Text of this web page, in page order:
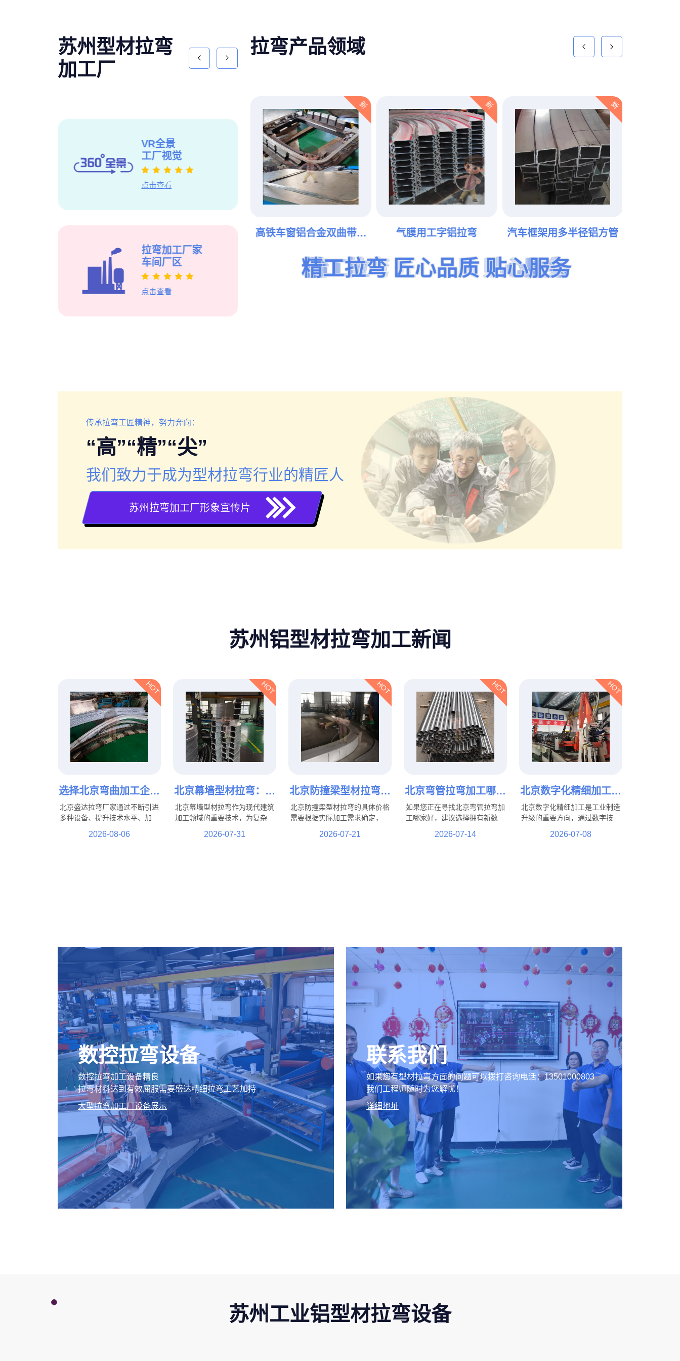
苏州型材拉弯
加工厂
VR全景
工厂视觉
点击查看
拉弯加工厂家
车间厂区
点击查看
2012年获得型材
拉弯质量管理体系
认证
点击查看
门窗幕墙钢结构委
员会推荐厂家
VR全景
工厂视觉
点击查看
车间厂区
拉弯产品领域
新
高铁车窗铝合金双曲带扭
新
气膜用工字铝拉弯
新
汽车框架用多半径铝方管
精工拉弯 匠心品质 贴心服务
精工拉弯 匠心品质 贴心服务
精工拉弯 匠心品质 贴心服务
精工拉弯 匠心品质 贴心服务
精工拉弯 匠心品质 贴心服务
精工拉弯 匠心品质 贴心服务
传承拉弯工匠精神，努力奔向：
“高”“精”“尖”
我们致力于成为型材拉弯行业的精匠人
苏州拉弯加工厂形象宣传片
苏州铝型材拉弯加工新闻
HOT
选择北京弯曲加工企业
的重要性与服务优势
北京盛达拉弯厂家通过不断引进
多种设备、提升技术水平、加强
能够更好地满足市场需求，为制
2026-08-06
HOT
北京幕墙型材拉弯：提
升建筑造型与结构性能
的重要加工工艺
北京幕墙型材拉弯作为现代建筑
加工领域的重要技术，为复杂建
建筑到公共设施，从高端住宅到
2026-07-31
HOT
北京防撞梁型材拉弯多
少钱？影响加工价格的
因素都有哪些？
北京防撞梁型材拉弯的具体价格
需要根据实际加工需求确定，并
费用的因素主要包括材料类型、
2026-07-21
HOT
北京弯管拉弯加工哪家
好？支持不锈钢、铝
管、方管拉弯定制
如果您正在寻找北京弯管拉弯加
工哪家好，建议选择拥有新数控
经验的专业厂家。北京盛达伟业
2026-07-14
HOT
北京数字化精细加工有
哪些优势？工业制造升
级新模式！
北京数字化精细加工是工业制造
升级的重要方向，通过数字技术
提升、效率优化和质量控制等多
2026-07-08
数控拉弯设备
数控拉弯加工设备精良
拉弯材料达到有效屈服需要盛达精细拉弯工艺加持
大型拉弯加工厂设备展示
联系我们
如果您有型材拉弯方面的问题可以拨打咨询电话：13501000803
我们工程师随时为您解忧！
详细地址
苏州工业铝型材拉弯设备